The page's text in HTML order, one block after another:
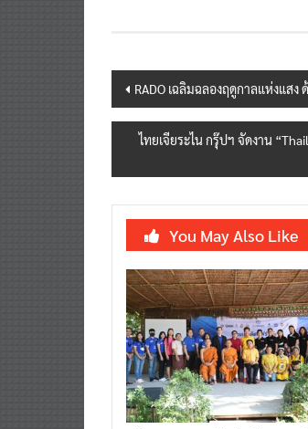
Post
navigation
RADO เฉลิมฉลองฤดูกาลแห่งแสง
ไทยเจียระไน กรุ๊ปฯ จัดงาน
You May Also Like